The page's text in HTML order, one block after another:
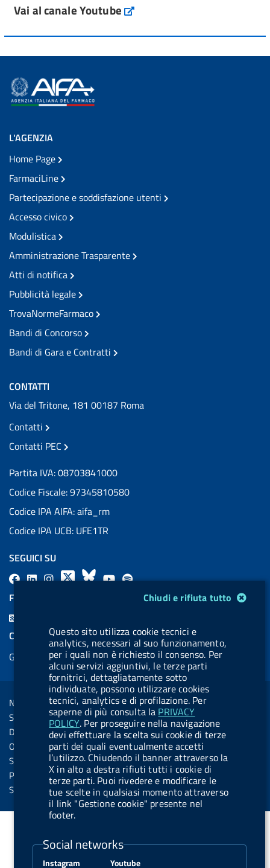
Vai al canale Youtube
Chiudi e rifiuta tutto
Questo sito utilizza cookie tecnici e
analytics, necessari al suo funzionamento,
per i quali non è richiesto il consenso. Per
alcuni servizi aggiuntivi, le terze parti
fornitrici, dettagliatamente sotto
individuate, possono utilizzare cookies
tecnici, analytics e di profilazione. Per
saperne di più consulta la PRIVACY
POLICY. Per proseguire nella navigazione
devi effettuare la scelta sui cookie di terze
parti dei quali eventualmente accetti
l’utilizzo. Chiudendo il banner attraverso la
X in alto a destra rifiuti tutti i cookie di
terze parti. Puoi rivedere e modificare le
tue scelte in qualsiasi momento attraverso
il link "Gestione cookie" presente nel
footer.
Social networks
Instagram Youtube
L'AGENZIA
Home Page
FarmaciLine
Partecipazione e soddisfazione utenti
Accesso civico
Modulistica
Amministrazione Trasparente
Atti di notifica
Pubblicità legale
TrovaNormeFarmaco
Bandi di Concorso
Bandi di Gara e Contratti
CONTATTI
Via del Tritone, 181 00187 Roma
Contatti
Contatti PEC
Partita IVA: 08703841000
Codice Fiscale: 97345810580
Codice IPA AIFA: aifa_rm
Codice IPA UCB: UFE1TR
SEGUICI SU
F
L
l
e
l
.
b
u
t
t
o
n
.
i
n
s
t
a
X
B
e
s
k
y
Y
t
u
b
e
l
e
l
.
b
u
t
t
o
n
.
s
p
FEED RSS
COOKIES
Gestione cookie
Sezione Link Utili
Note legali
Social Media Policy
Dichiarazione di accessibilità
Obiettivi di accessibilità
Statistiche sito
Privacy
Servizi Online